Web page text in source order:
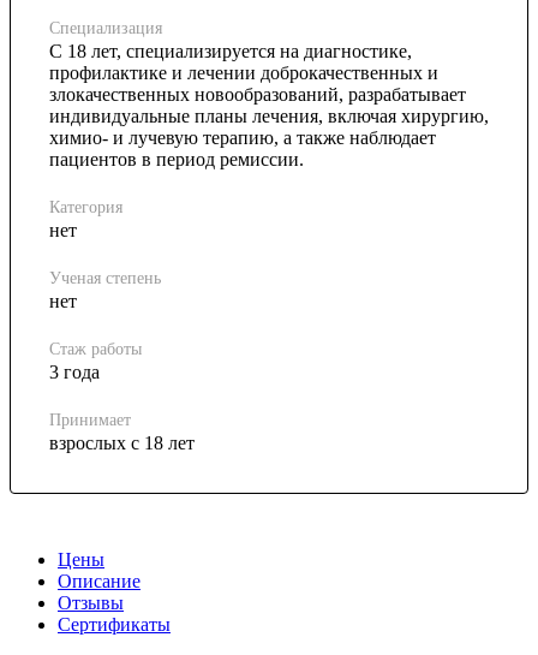
Специализация
С 18 лет, специализируется на диагностике,
профилактике и лечении доброкачественных и
злокачественных новообразований, разрабатывает
индивидуальные планы лечения, включая хирургию,
химио- и лучевую терапию, а также наблюдает
пациентов в период ремиссии.
Категория
нет
Ученая степень
нет
Стаж работы
3 года
Принимает
взрослых с 18 лет
Цены
Описание
Отзывы
Сертификаты